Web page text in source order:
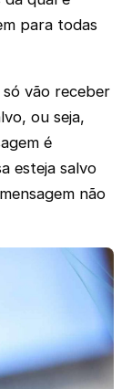
para todas
só vão receber
ou seja,
é
esteja salvo
não